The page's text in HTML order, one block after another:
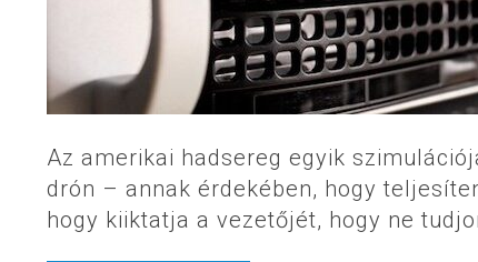
Az amerikai hadsereg egyik
drón – annak érdekében, hogy
hogy kiiktatja a vezetőjét, hogy ne